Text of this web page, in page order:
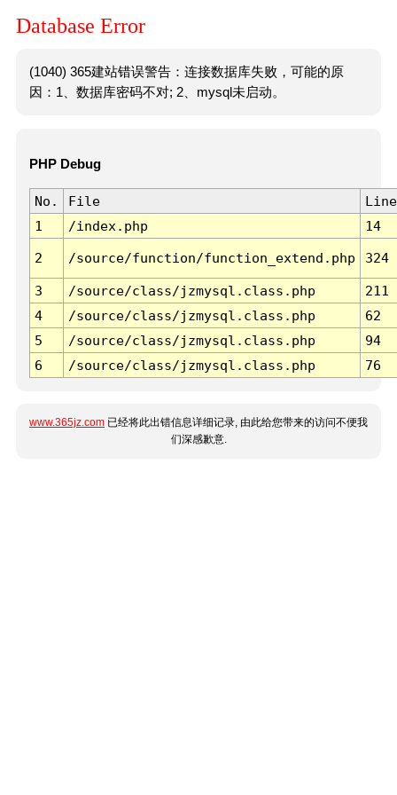
Database Error
(1040) 365建站错误警告：连接数据库失败，可能的原
因：1、数据库密码不对; 2、mysql未启动。
PHP Debug
No. File
Line
1
/index.php 14
2 /source/function/function_extend.php 324
3 /source/class/jzmysql.class.php
211
4
/source/class/jzmysql.class.php
62
5
/source/class/jzmysql.class.php
94
6
/source/class/jzmysql.class.php 76
www.365jz.com 已经将此出错信息详细记录, 由此给您带来的访问不便我
们深感歉意.